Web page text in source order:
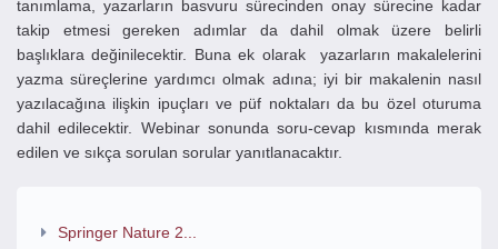
tanımlama, yazarların basvuru sürecinden onay sürecine kadar
takip etmesi gereken adımlar da dahil olmak üzere belirli
başlıklara değinilecektir. Buna ek olarak yazarların makalelerini
yazma süreçlerine yardımcı olmak adına; iyi bir makalenin nasıl
yazılacağına ilişkin ipuçları ve püf noktaları da bu özel oturuma
dahil edilecektir. Webinar sonunda soru-cevap kısmında merak
edilen ve sıkça sorulan sorular yanıtlanacaktır.
Springer Nature 2...